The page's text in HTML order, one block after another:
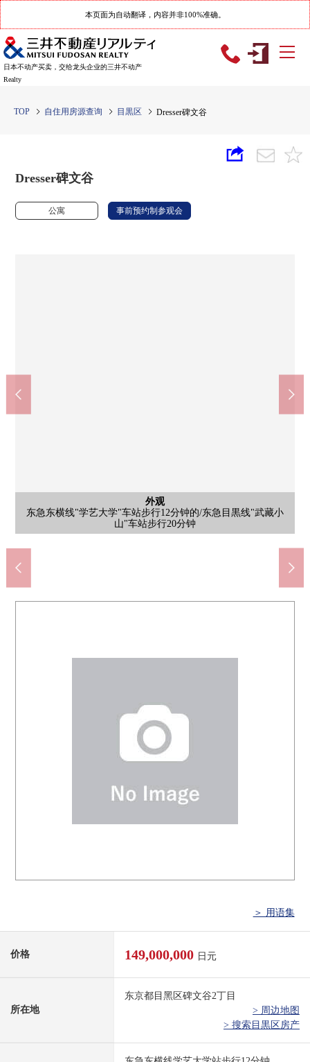
本页面为自动翻译，内容并非100%准确。
日本不动产买卖，交给龙头企业的三井不动产
Realty
TOP 自住用房源查询 目黒区 Dresser碑文谷
Dresser碑文谷
公寓 事前预约制参观会
外观
东急东横线"学艺大学"车站步行12分钟的/东急目黒线"武藏小
山"车站步行20分钟
客厅
室内
室内
室内
室内
收纳
步入式衣帽间
入口
入口
防盗门使用Mansion
大厅
停车场
共有部分
自行车停放处
外观
能在和重要的宠物一起生活的公寓(有细则)
外观
共有部分
能在整个外出里收到行李的智能快递柜
其他
邸宅名牌
目黑区立碑小学(约630m)
目黑区立目黑南中学校(约390m)
AEON STYLE碑文谷(约550m)
Mybasket碑文谷1丁目商店(约320m)
Lawson目黑碑文谷2丁目商店(约790m)
SUNDRUG学艺大学站前店(约790m)
目黑碑文谷2邮局(约250m)
碑文谷公园(约730m)
区立田向公园(约280m)
＞ 用语集
价格 149,000,000 日元
所在地
东京都目黑区碑文谷2丁目
> 周边地图
> 搜索目黒区房产